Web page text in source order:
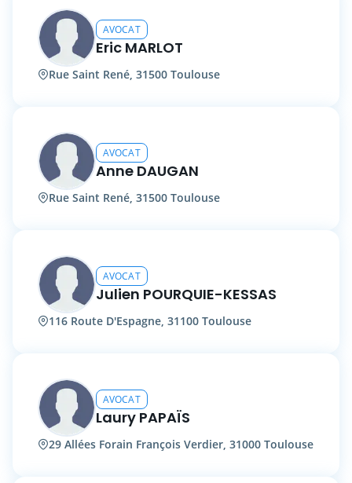
AVOCAT
Eric MARLOT
Rue Saint René, 31500 Toulouse
AVOCAT
Anne DAUGAN
Rue Saint René, 31500 Toulouse
AVOCAT
Julien POURQUIE-KESSAS
116 Route D'Espagne, 31100 Toulouse
AVOCAT
Laury PAPAÏS
29 Allées Forain François Verdier, 31000 Toulouse